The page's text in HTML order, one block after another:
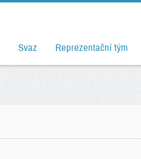
Svaz Reprezentační tým